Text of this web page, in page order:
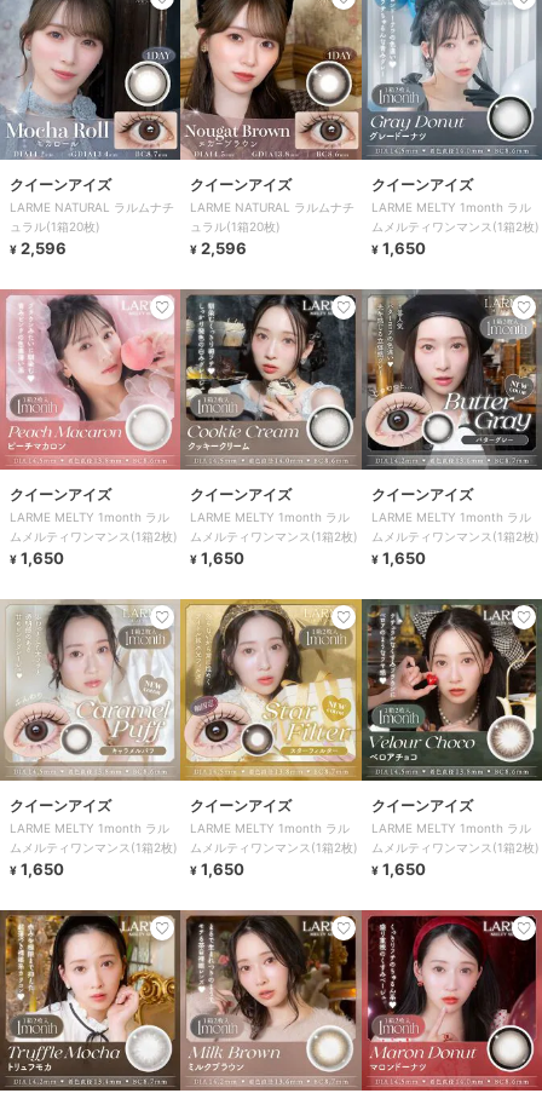
クイーンアイズ
LARME NATURAL ラルムナチ
ュラル(1箱20枚)
¥ 2,596
クイーンアイズ
LARME NATURAL ラルムナチ
ュラル(1箱20枚)
¥ 2,596
クイーンアイズ
LARME MELTY 1month ラル
ムメルティワンマンス(1箱2枚)
¥ 1,650
クイーンアイズ
LARME MELTY 1month ラル
ムメルティワンマンス(1箱2枚)
¥ 1,650
クイーンアイズ
LARME MELTY 1month ラル
ムメルティワンマンス(1箱2枚)
¥ 1,650
クイーンアイズ
LARME MELTY 1month ラル
ムメルティワンマンス(1箱2枚)
¥ 1,650
クイーンアイズ
LARME MELTY 1month ラル
ムメルティワンマンス(1箱2枚)
¥ 1,650
クイーンアイズ
LARME MELTY 1month ラル
ムメルティワンマンス(1箱2枚)
¥ 1,650
クイーンアイズ
LARME MELTY 1month ラル
ムメルティワンマンス(1箱2枚)
¥ 1,650